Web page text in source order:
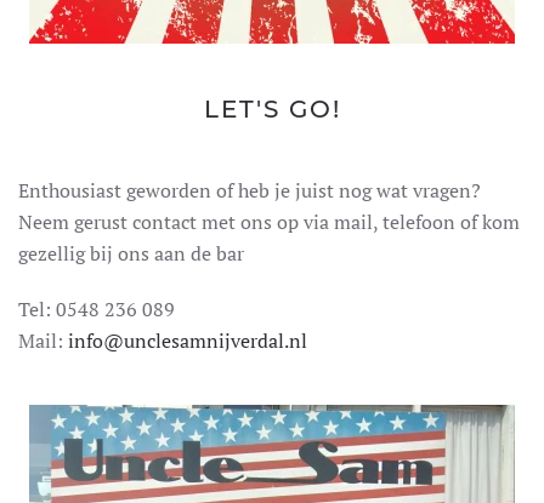
LET'S GO!
Enthousiast geworden of heb je juist nog wat vragen?
Neem gerust contact met ons op via mail, telefoon of kom
gezellig bij ons aan de bar
Tel: 0548 236 089
Mail: info@unclesamnijverdal.nl